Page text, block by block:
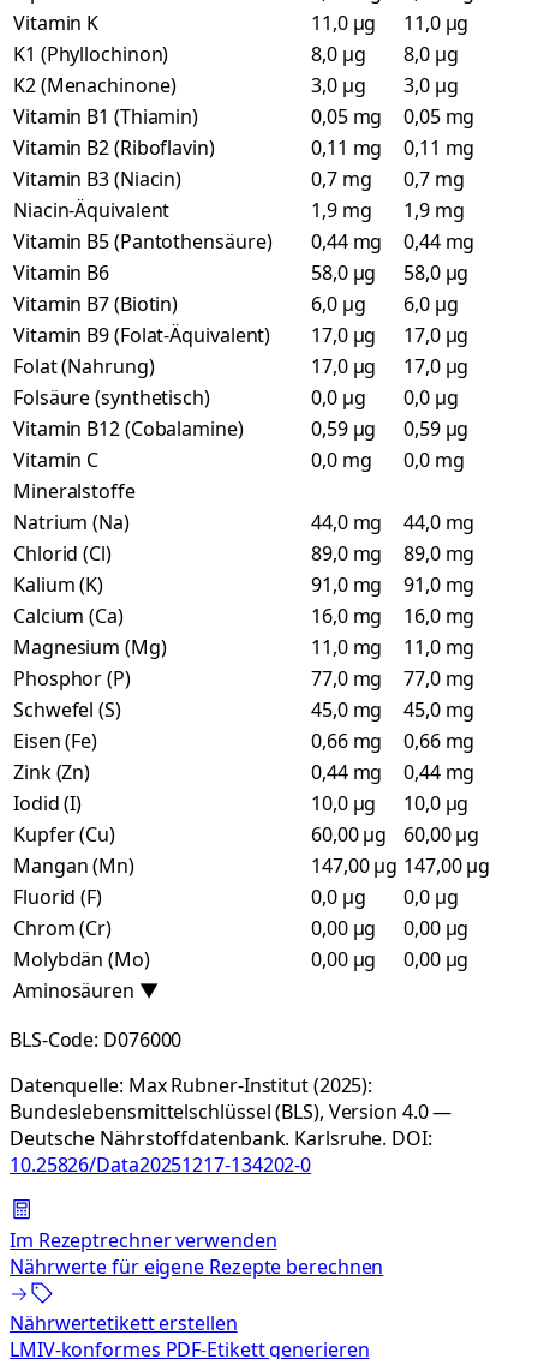
Vitamin K
11,0 µg
11,0 µg
K1 (Phyllochinon)
8,0 µg
8,0 µg
K2 (Menachinone)
3,0 µg
3,0 µg
Vitamin B1 (Thiamin)
0,05 mg
0,05 mg
Vitamin B2 (Riboflavin)
0,11 mg
0,11 mg
Vitamin B3 (Niacin)
0,7 mg
0,7 mg
Niacin-Äquivalent
1,9 mg
1,9 mg
Vitamin B5 (Pantothensäure)
0,44 mg
0,44 mg
Vitamin B6
58,0 µg
58,0 µg
Vitamin B7 (Biotin)
6,0 µg
6,0 µg
Vitamin B9 (Folat-Äquivalent)
17,0 µg
17,0 µg
Folat (Nahrung)
17,0 µg
17,0 µg
Folsäure (synthetisch)
0,0 µg
0,0 µg
Vitamin B12 (Cobalamine)
0,59 µg
0,59 µg
Vitamin C
0,0 mg
0,0 mg
Mineralstoffe
Natrium (Na)
44,0 mg
44,0 mg
Chlorid (Cl)
89,0 mg
89,0 mg
Kalium (K)
91,0 mg
91,0 mg
Calcium (Ca)
16,0 mg
16,0 mg
Magnesium (Mg)
11,0 mg
11,0 mg
Phosphor (P)
77,0 mg
77,0 mg
Schwefel (S)
45,0 mg
45,0 mg
Eisen (Fe)
0,66 mg
0,66 mg
Zink (Zn)
0,44 mg
0,44 mg
Iodid (I)
10,0 µg
10,0 µg
Kupfer (Cu)
60,00 µg
60,00 µg
Mangan (Mn)
147,00 µg 147,00 µg
Fluorid (F)
0,0 µg
0,0 µg
Chrom (Cr)
0,00 µg
0,00 µg
Molybdän (Mo)
0,00 µg
0,00 µg
Aminosäuren ▼
BLS-Code: D076000
Datenquelle: Max Rubner-Institut (2025):
Bundeslebensmittelschlüssel (BLS), Version 4.0 —
Deutsche Nährstoffdatenbank. Karlsruhe. DOI:
10.25826/Data20251217-134202-0
Im Rezeptrechner verwenden
Nährwerte für eigene Rezepte berechnen
Nährwertetikett erstellen
LMIV-konformes PDF-Etikett generieren